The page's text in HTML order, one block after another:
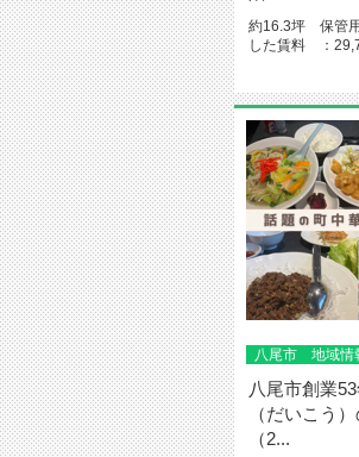
約16.3坪 保管
した賃料 ：
八尾市 地域情
八尾市創業
（だいこう
（2...